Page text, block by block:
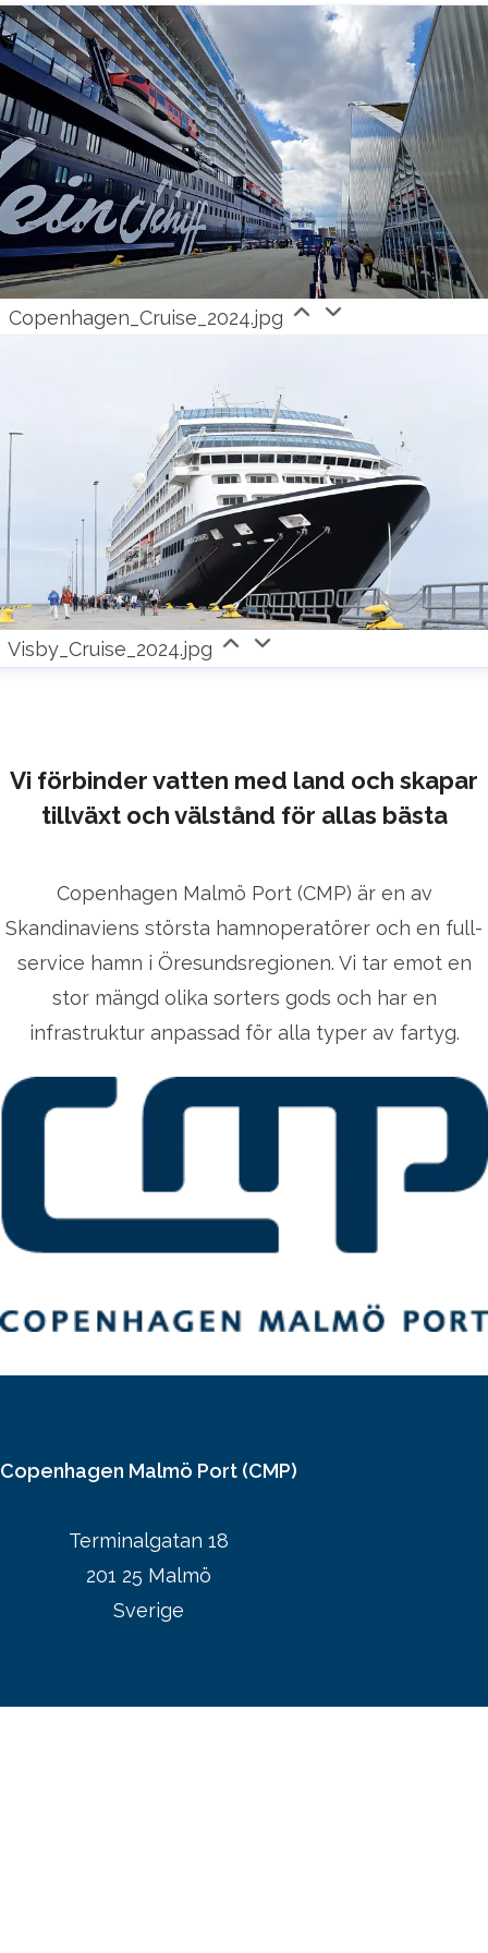
Copenhagen_Cruise_2024.jpg
Visby_Cruise_2024.jpg
Vi förbinder vatten med land och skapar
tillväxt och välstånd för allas bästa
Copenhagen Malmö Port (CMP) är en av
Skandinaviens största hamnoperatörer och en full-
service hamn i Öresundsregionen. Vi tar emot en
stor mängd olika sorters gods och har en
infrastruktur anpassad för alla typer av fartyg.
Copenhagen Malmö Port (CMP)
Terminalgatan 18
201 25 Malmö
Sverige